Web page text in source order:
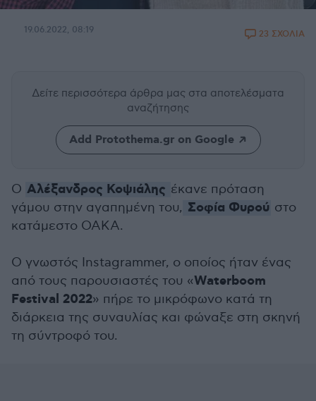
19.06.2022, 08:19 23 ΣΧΟΛΙΑ
Δείτε περισσότερα άρθρα μας στα αποτελέσματα
αναζήτησης
Add Protothema.gr on Google
Ο Αλέξανδρος Κοψιάλης έκανε πρόταση
γάμου στην αγαπημένη του, Σοφία Φυρού στο
κατάμεστο ΟΑΚΑ.
Ο γνωστός Instagrammer, ο οποίος ήταν ένας
από τους παρουσιαστές του «Waterboom
Festival 2022» πήρε το μικρόφωνο κατά τη
διάρκεια της συναυλίας και φώναξε στη σκηνή
τη σύντροφό του.